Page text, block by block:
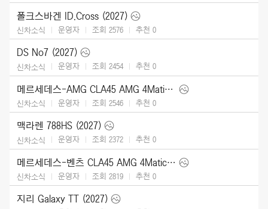
폴크스바겐 ID.Cross (2027)
신차소식 운영자 조회 2576 추천 0
DS No7 (2027)
신차소식 운영자 조회 2454 추천 0
메르세데스-AMG CLA45 AMG 4Matic (2027)
신차소식 운영자 조회 2546 추천 0
맥라렌 788HS (2027)
신차소식 운영자 조회 2372 추천 0
메르세데스-벤츠 CLA45 AMG 4Matic (2027)
신차소식 운영자 조회 2819 추천 0
지리 Galaxy TT (2027)